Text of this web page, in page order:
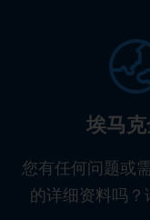
埃马
您有任何问题或
的详细资料吗？